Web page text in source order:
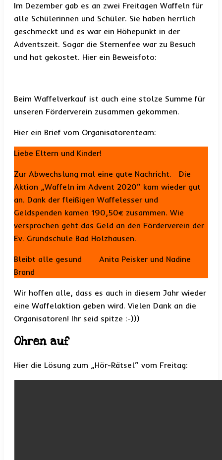
Im Dezember gab es an zwei Freitagen Waffeln für
alle Schülerinnen und Schüler. Sie haben herrlich
geschmeckt und es war ein Höhepunkt in der
Adventszeit. Sogar die Sternenfee war zu Besuch
und hat gekostet. Hier ein Beweisfoto:
Beim Waffelverkauf ist auch eine stolze Summe für
unseren Förderverein zusammen gekommen.
Hier ein Brief vom Organisatorenteam:
Liebe Eltern und Kinder!
Zur Abwechslung mal eine gute Nachricht. Die
Aktion „Waffeln im Advent 2020“ kam wieder gut
an. Dank der fleißigen Waffelesser und
Geldspenden kamen 190,50€ zusammen. Wie
versprochen geht das Geld an den Förderverein der
Ev. Grundschule Bad Holzhausen.
Bleibt alle gesund Anita Peisker und Nadine
Brand
Wir hoffen alle, dass es auch in diesem Jahr wieder
eine Waffelaktion geben wird. Vielen Dank an die
Organisatoren! Ihr seid spitze :-)))
Ohren auf
Hier die Lösung zum „Hör-Rätsel“ vom Freitag: